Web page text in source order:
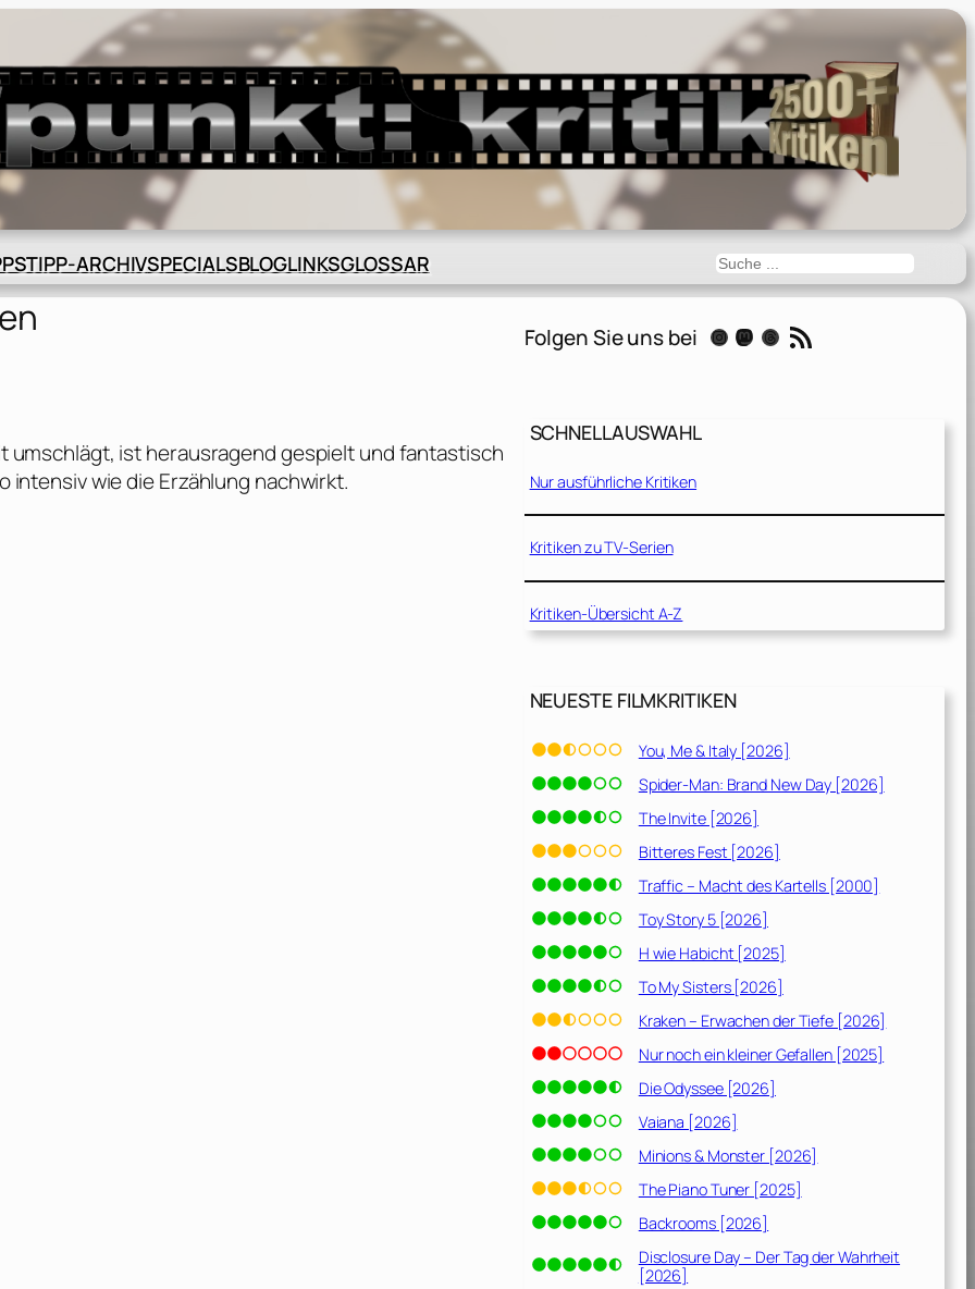
TIPP-ARCHIVSPECIALSBLOGLINKSGLOSSAR Suchen
umschlägt, ist herausragend gespielt und fantastisch
intensiv wie die Erzählung nachwirkt.
Folgen Sie uns bei Instagram Mastodon Threads RSS-Feed
SCHNELLAUSWAHL
Nur ausführliche Kritiken
Kritiken zu TV-Serien
Kritiken-Übersicht A-Z
NEUESTE FILMKRITIKEN
You, Me & Italy [2026]
Spider-Man: Brand New Day [2026]
The Invite [2026]
Bitteres Fest [2026]
Traffic – Macht des Kartells [2000]
Toy Story 5 [2026]
H wie Habicht [2025]
To My Sisters [2026]
Kraken – Erwachen der Tiefe [2026]
Nur noch ein kleiner Gefallen [2025]
Die Odyssee [2026]
Vaiana [2026]
Minions & Monster [2026]
The Piano Tuner [2025]
Backrooms [2026]
Disclosure Day – Der Tag der Wahrheit
[2026]